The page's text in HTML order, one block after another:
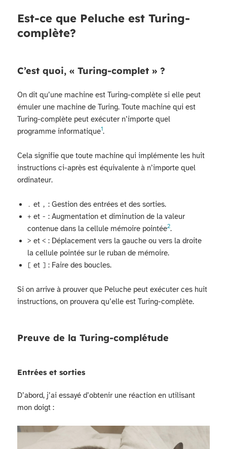
Est-ce que Peluche est Turing-
complète?
C’est quoi, « Turing-complet » ?
On dit qu’une machine est Turing-complète si elle peut
émuler une machine de Turing. Toute machine qui est
Turing-complète peut exécuter n’importe quel
programme informatique1.
Cela signifie que toute machine qui implémente les huit
instructions ci-après est équivalente à n’importe quel
ordinateur.
. et , : Gestion des entrées et des sorties.
+ et - : Augmentation et diminution de la valeur
contenue dans la cellule mémoire pointée2.
> et< : Déplacement vers la gauche ou vers la droite
la cellule pointée sur le ruban de mémoire.
[ et ] : Faire des boucles.
Si on arrive à prouver que Peluche peut exécuter ces huit
instructions, on prouvera qu’elle est Turing-complète.
Preuve de la Turing-complétude
Entrées et sorties
D’abord, j’ai essayé d’obtenir une réaction en utilisant
mon doigt :